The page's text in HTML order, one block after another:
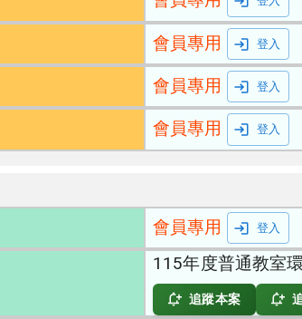
會員專用 登入
會員專用 登入
會員專用 登入
會員專用 登入
115年度普通教室
追蹤本案